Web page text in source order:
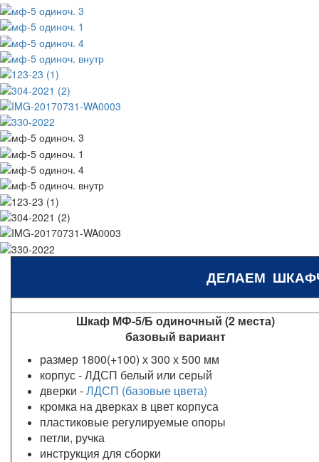
ДЕЛАЕМ
Шкаф МФ-5/Б одиночный (2 места)
базовый вариант
размер 1800(+100) х 300 х 500 мм
корпус - ЛДСП белый или серый
дверки -ЛДСП (базовые цвета)
кромка на дверках в цвет корпуса
пластиковые регулируемые опоры
петли, ручка
инструкция для сборки